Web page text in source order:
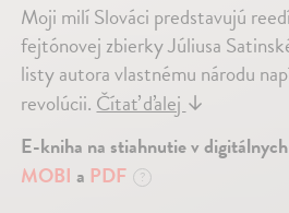
Moji milí Slováci predstavujú
fejtónovej zbierky Júliusa
listy autora vlastnému národu
revolúcii.Čítať ďalej↓
E-kniha na stiahnutie v
MOBI a PDF ?